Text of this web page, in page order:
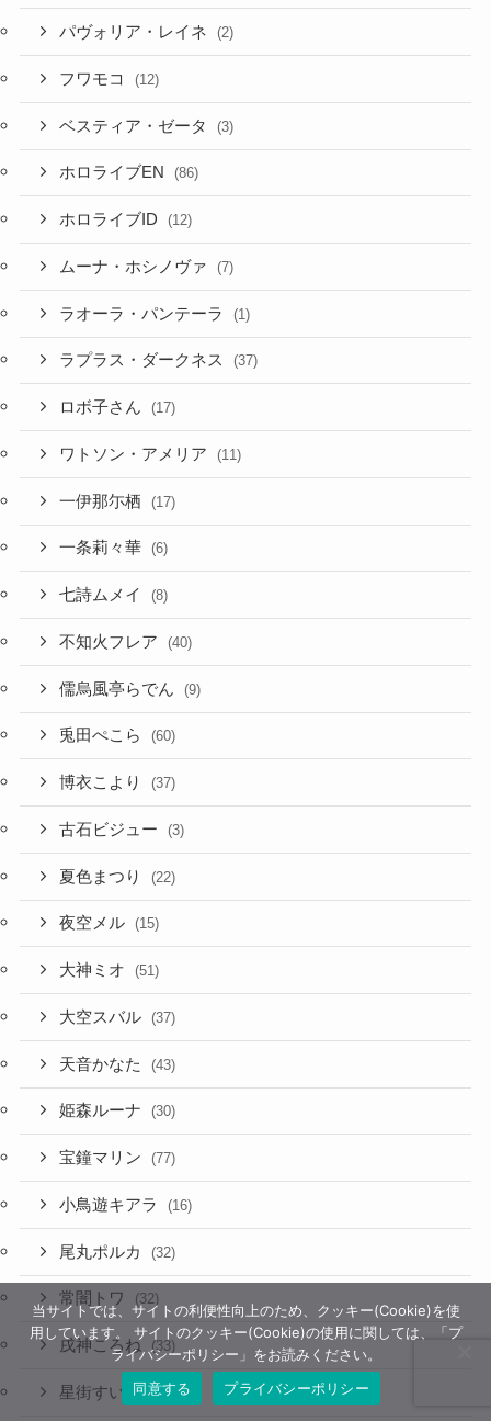
パヴォリア・レイネ (2)
フワモコ (12)
ベスティア・ゼータ (3)
ホロライブEN (86)
ホロライブID (12)
ムーナ・ホシノヴァ (7)
ラオーラ・パンテーラ (1)
ラプラス・ダークネス (37)
ロボ子さん (17)
ワトソン・アメリア (11)
一伊那尓栖 (17)
一条莉々華 (6)
七詩ムメイ (8)
不知火フレア (40)
儒烏風亭らでん (9)
兎田ぺこら (60)
博衣こより (37)
古石ビジュー (3)
夏色まつり (22)
夜空メル (15)
大神ミオ (51)
大空スバル (37)
天音かなた (43)
姫森ルーナ (30)
宝鐘マリン (77)
小鳥遊キアラ (16)
尾丸ポルカ (32)
常闇トワ (32)
戌神ころね (33)
星街すいせい (84)
当サイトでは、サイトの利便性向上のため、クッキー(Cookie)を使
用しています。 サイトのクッキー(Cookie)の使用に関しては、「プ
ライバシーポリシー」をお読みください。
同意する
プライバシーポリシー